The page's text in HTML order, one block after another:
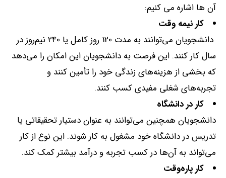
آن ها اشاره می کنیم:
کار نیمه وقت
دانشجویان می‌توانند به مدت
روز کامل یا
نیم‌روز در
سال کار کنند. این فرصت به دانشجویان این امکان را می‌دهد
که بخشی از هزینه‌های زندگی خود را تأمین کنند و
تجربه‌های شغلی مفیدی کسب کنند.
کار در دانشگاه
دانشجویان همچنین می‌توانند به عنوان دستیار تحقیقاتی یا
تدریس در دانشگاه خود مشغول به کار شوند. این نوع از کار
می‌تواند به آن‌ها در کسب تجربه و درآمد بیشتر کمک کند.
کار پاره‌وقت